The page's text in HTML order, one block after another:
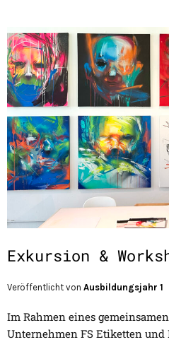
Exkursion &
Veröffentlicht von Ausbildungsjahr 1
Im Rahmen eines
Unternehmen FS Etiketten